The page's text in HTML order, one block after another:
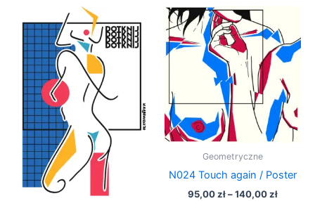
cen:
od
95,00 zł
produkt
ma
można
wybrać
produktu
Geometryczne
N024 Touch again / Poster
95,00zł–140,00zł
od
95,00 zł
do
ma
wiele
Opcje
można